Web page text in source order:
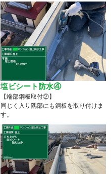
塩ビシート防水④
【端部鋼板取付②】
同じく入り隅部にも鋼板を取り付けま
す。